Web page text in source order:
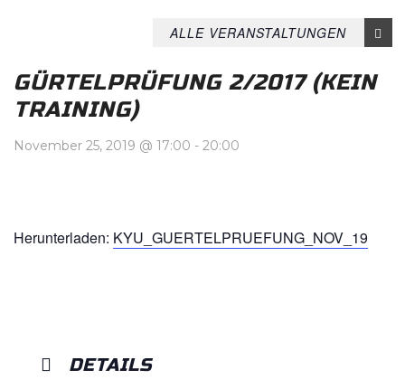
ALLE VERANSTALTUNGEN
GÜRTELPRÜFUNG 2/2017 (KEIN
TRAINING)
November 25, 2019 @ 17:00 - 20:00
Herunterladen: KYU_GUERTELPRUEFUNG_NOV_19
DETAILS